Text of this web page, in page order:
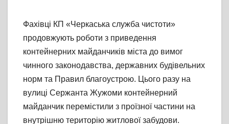
Фахівці КП «Черкаська служба чистоти»
продовжують роботи з приведення
контейнерних майданчиків міста до вимог
чинного законодавства, державних будівельних
норм та Правил благоустрою. Цього разу на
вулиці Сержанта Жужоми контейнерний
майданчик перемістили з проїзної частини на
внутрішню територію житлової забудови.